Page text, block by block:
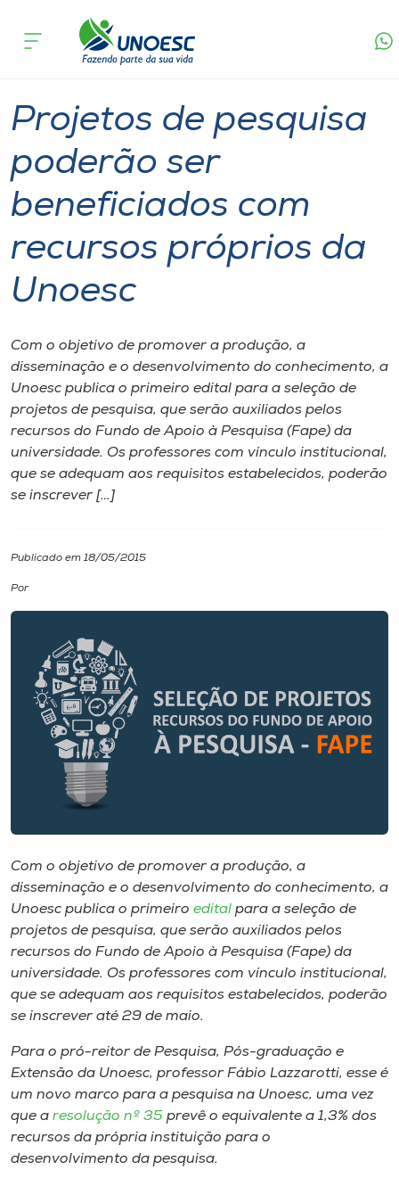
Cursos
Atendimento ao Estudante
Portal de Ensino
Internacionalização
I.nova
Diplomados
Biblioteca
Editora
Unoesc
Store
Selecione
acontece
Graduação
Projetos de pesquisa
poderão ser
beneficiados com
recursos próprios da
Unoesc
Com o objetivo de promover a produção, a
disseminação e o desenvolvimento do conhecimento, a
Unoesc publica o primeiro edital para a seleção de
projetos de pesquisa, que serão auxiliados pelos
recursos do Fundo de Apoio à Pesquisa (Fape) da
universidade. Os professores com vínculo institucional,
que se adequam aos requisitos estabelecidos, poderão
se inscrever […]
Publicado em 18/05/2015
Por
Com o objetivo de promover a produção, a
disseminação e o desenvolvimento do conhecimento, a
Unoesc publica o primeiro edital para a seleção de
projetos de pesquisa, que serão auxiliados pelos
recursos do Fundo de Apoio à Pesquisa (Fape) da
universidade. Os professores com vínculo institucional,
que se adequam aos requisitos estabelecidos, poderão
se inscrever até 29 de maio.
Para o pró-reitor de Pesquisa, Pós-graduação e
Extensão da Unoesc, professor Fábio Lazzarotti, esse é
um novo marco para a pesquisa na Unoesc, uma vez
que a resolução nº 35 prevê o equivalente a 1,3% dos
recursos da própria instituição para o
desenvolvimento da pesquisa.